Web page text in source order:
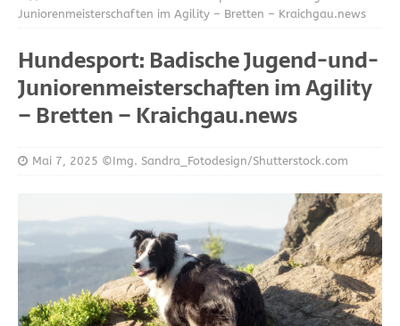
Juniorenmeisterschaften im Agility – Bretten – Kraichgau.news
Hundesport: Badische Jugend-und-
Juniorenmeisterschaften im Agility
– Bretten – Kraichgau.news
Mai 7, 2025 ©Img. Sandra_Fotodesign/Shutterstock.com